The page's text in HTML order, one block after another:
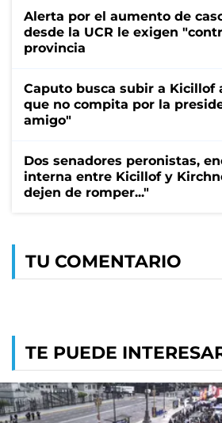
Alerta por el aumento de
desde la UCR le exigen
provincia
Caputo busca subir a Kicillof
que no compita por la
amigo"
Dos senadores peronistas,
interna entre Kicillof y
dejen de romper..."
TU COMENTARIO
TE PUEDE